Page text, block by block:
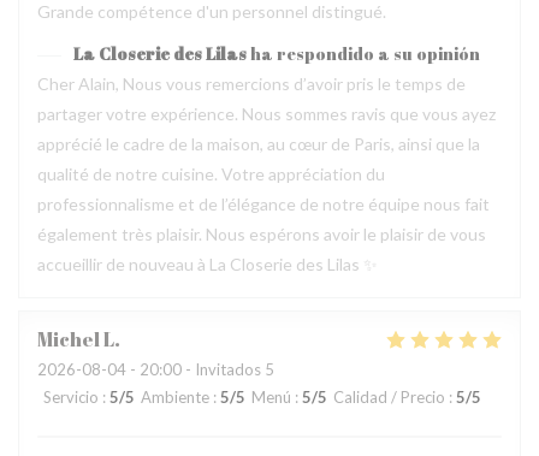
Grande compétence d'un personnel distingué.
La Closerie des Lilasha respondido a su opinión
Cher Alain, Nous vous remercions d’avoir pris le temps de
partager votre expérience. Nous sommes ravis que vous ayez
apprécié le cadre de la maison, au cœur de Paris, ainsi que la
qualité de notre cuisine. Votre appréciation du
professionnalisme et de l’élégance de notre équipe nous fait
également très plaisir. Nous espérons avoir le plaisir de vous
accueillir de nouveau à La Closerie des Lilas ✨
MichelL
2026-08-04 - 20:00 - Invitados 5
Servicio : 5/5 Ambiente : 5/5 Menú : 5/5 Calidad / Precio : 5/5